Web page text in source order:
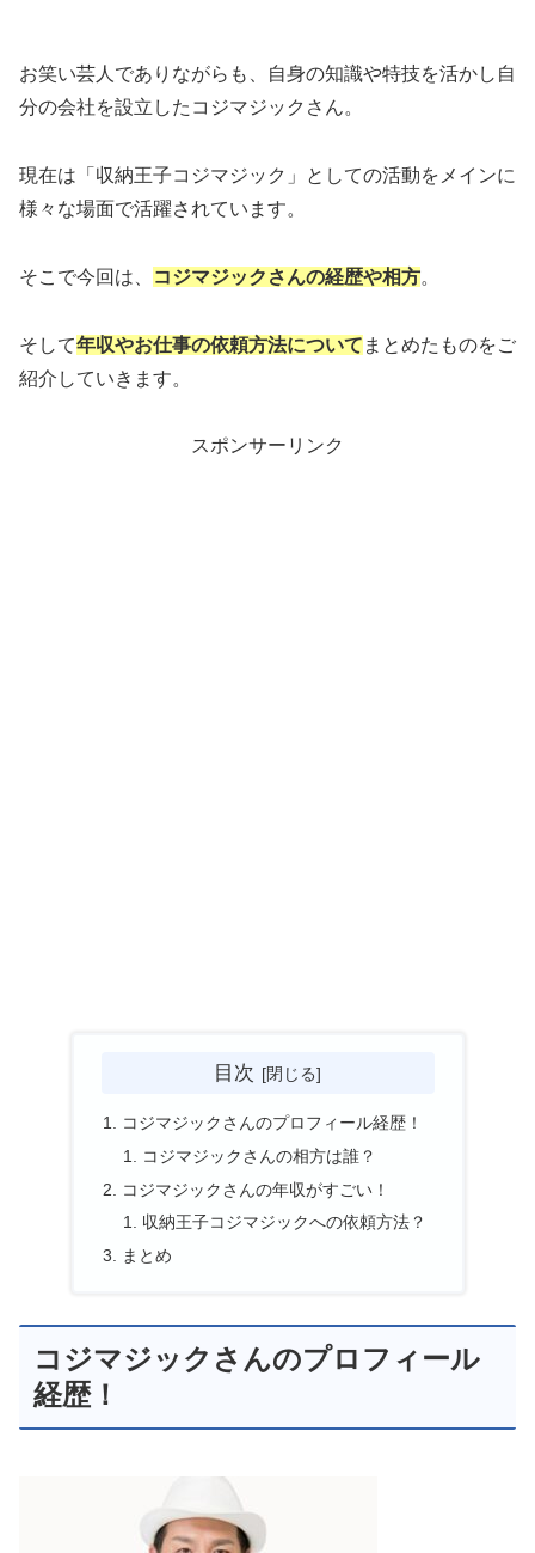
お笑い芸人でありながらも、自身の知識や特技を活かし自
分の会社を設立したコジマジックさん。
現在は「収納王子コジマジック」としての活動をメインに
様々な場面で活躍されています。
そこで今回は、 コジマジックさんの経歴や相方。
そして年収やお仕事の依頼方法について まとめたものをご
紹介していきます。
スポンサーリンク
目次
コジマジックさんのプロフィール経歴！
コジマジックさんの相方は誰？
コジマジックさんの年収がすごい！
収納王子コジマジックへの依頼方法？
まとめ
コジマジックさんのプロフィール
経歴！